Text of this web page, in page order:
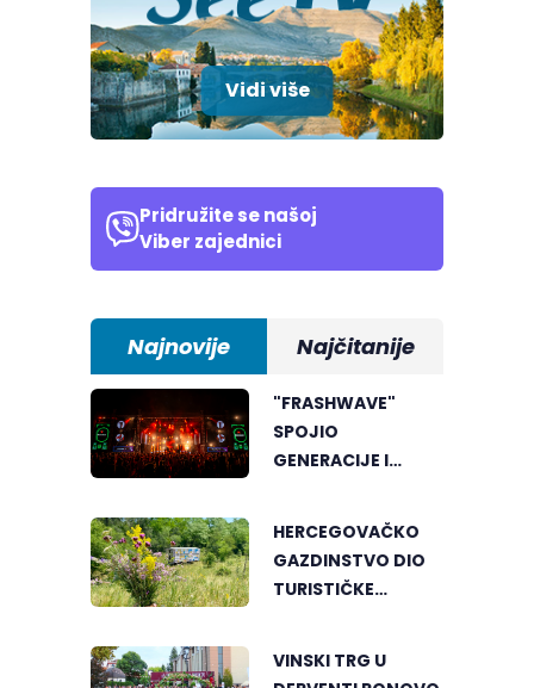
Vidi više
Pridružite se našoj
Viber zajednici
Najnovije Najčitanije
"FRASHWAVE"
SPOJIO
GENERACIJE I
MALO GDJE NALAZI
HERCEGOVAČKO
GAZDINSTVO DIO
TURISTIČKE
VINSKI TRG U